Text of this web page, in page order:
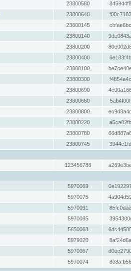
23800580
23800640
23800145
23800140
23800200
23800400
23800100
23800300
23800690
23800680
23800800
23800220
23800780
23800745
123456786
5970069
5970075
5970091
5970085
5650068
5979020
5970067
5970074